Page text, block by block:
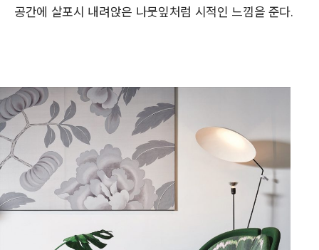
공간에 살포시 내려앉은 나뭇잎처럼 시적인 느낌을 준다.